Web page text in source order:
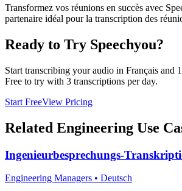
Transformez vos réunions en succès avec
partenaire idéal pour la transcription des
Ready to Try Speechyou?
Start transcribing your audio in Français and
Free to try with 3 transcriptions per day.
Start FreeView Pricing
Related Engineering Use
Ingenieurbesprechungs-
Engineering Managers • Deutsch